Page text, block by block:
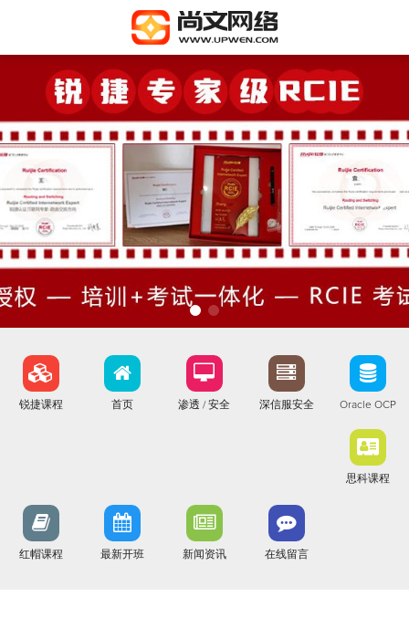
锐捷课程 首页 渗透 / 安全 深信服安全 Oracle OCP
思科课程
红帽课程 最新开班 新闻资讯 在线留言